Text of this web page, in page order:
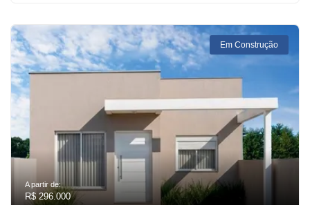
Em Construção
A partir de:
R$ 296.000